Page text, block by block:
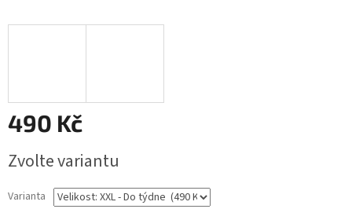
490 Kč
cena:
Zvolte variantu
Varianta